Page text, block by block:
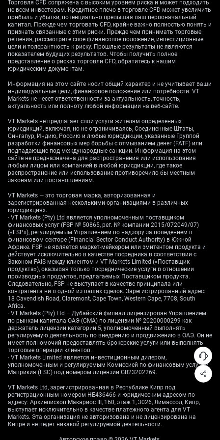
инструментами эта ситуация говорит о том, что
покупка колл-опционов может быть жизнеспособной
стратегией для получения выгоды от дальнейшего
роста. Учитывая возможные краткосрочные откаты,
стоит обратить внимание на опционы, срок действия
которых истекает в конце первого квартала 2026
года, что предоставляет время для полной
можем рассмотреть бычьи колл-спреды, чтобы
ограничить риски в процессе позиционирования на
продолжительный и стабильный рост. Тем не менее,
политики Федеральной резервной системы. Более
сильный, чем ожидалось, экономический отчет или
сюрприз в следующем измерении инфляции могут
быстро обратить вспять падение доллара и оказать
давление на золото. Это делает удержание длинных
позиций без четкой риск-стратегии, такой как стоп-
лоссы на фьючерсах или использование спредов,
Mulai trading sekarang — klik disiniuntuk membuat
akun live VT Markets Anda.
Торговля CFD сопряжена с высоким уровнем риска и может подходить
не всем инвесторам. Кредитное плечо в торговле CFD может увеличить
прибыль и убытки, потенциально превышая ваш первоначальный
капитал. Прежде чем торговать CFD, крайне важно полностью понять и
признать связанные с этим риски. Прежде чем принимать торговые
решения, рассмотрите свое финансовое положение, инвестиционные
цели и толерантность к риску. Прошлые результаты не являются
показателем будущих результатов. Чтобы получить полное
представление о рисках торговли CFD, обратитесь к нашим
юридическим документам.
Информация на этом сайте носит общий характер и не учитывает ваши
индивидуальные цели, финансовое положение или потребности. VT
Markets не несет ответственности за актуальность, точность,
актуальность или полноту любой информации на веб-сайте.
VT Markets не предлагает свои услуги жителям определенных
юрисдикций, включая, но не ограничиваясь, Соединенные Штаты,
Сингапур, Индию, Россию и любые юрисдикции, указанные Группой
разработки финансовых мер борьбы с отмыванием денег (FATF) или
подпадающие под международные санкции. Информация на этом
сайте не предназначена для распространения или использования
любым лицом или компанией в любой юрисдикции, где такое
распространение или использование противоречило бы местным
законам или постановлениям.
VT Markets — это торговая марка, авторизованная и
зарегистрированная несколькими организациями в различных
юрисдикциях.
· VT Markets (Pty) Ltd является уполномоченным поставщиком
финансовых услуг (FSP № 50865, рег. № компании 2015/072049/07)
(«FSP»), регулируемым Управлением по надзору за поведением в
финансовом секторе (Financial Sector Conduct Authority) в Южной
Африке. FSP не является маркет-мейкером или эмитентом продукта и
действует исключительно в качестве посредника в соответствии с
Законом FAIS между клиентом и VT Markets Limited («Поставщик
продукта»), оказывая только посреднические услуги в отношении
производных продуктов, предлагаемых Поставщиком продукта.
Следовательно, FSP не выступает в качестве принципала или
контрагента ни в одной из ваших сделок. Зарегистрированный адрес:
18 Cavendish Road, Claremont, Cape Town, Western Cape, 7708, South
Africa.
· VT Markets (Pty) Ltd – Дубайский филиал лицензирован Управлением
по рынкам капитала ОАЭ (CMA) по лицензии № 20200000299 как
держатель лицензии категории 5, уполномоченный выполнять
регулируемую деятельность по внедрению и продвижению в ОАЭ. Он не
имеет полномочий предоставлять брокерские услуги или выполнять
торговые операции клиентов.
· VT Markets Limited является инвестиционным дилером,
уполномоченным и регулируемым Комиссией по финансовым услугам
Маврикия (FSC) под номером лицензии GB23202269.
VT Markets Ltd, зарегистрированная в Республике Кипр под
регистрационным номером HE436466 и юридическим адресом по
адресу: Архиепископ Макариос III, 160, этаж 1, 3026, Лимассол, Кипр,
выступает исключительно в качестве платежного агента для VT
Markets. Эта организация не авторизована и не лицензирована на
Кипре и не ведет никакой регулируемой деятельности.